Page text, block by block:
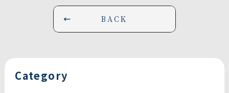
BACK
Category